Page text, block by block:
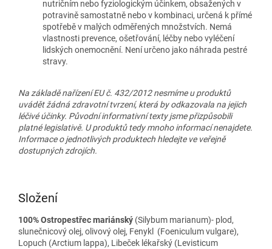
nutričním nebo fyziologickým účinkem, obsažených v
potravině samostatně nebo v kombinaci, určená k přímé
spotřebě v malých odměřených množstvích. Nemá
vlastnosti prevence, ošetřování, léčby nebo vyléčení
lidských onemocnění. Není určeno jako náhrada pestré
stravy.
Na základě nařízení EU č. 432/2012 nesmíme u produktů
uvádět žádná zdravotní tvrzení, která by odkazovala na jejich
léčivé účinky. Původní informativní texty jsme přizpůsobili
platné legislativě. U produktů tedy mnoho informací nenajdete.
Informace o jednotlivých produktech hledejte ve veřejně
dostupných zdrojích.
Složení
100% Ostropestřec mariánský (Silybum marianum)- plod,
slunečnicový olej, olivový olej, Fenykl (Foeniculum vulgare),
Lopuch (Arctium lappa), Libeček lékařský (Levisticum